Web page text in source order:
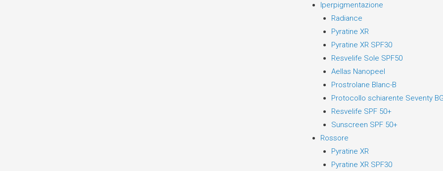
Iperpigmentazione
Radiance
Pyratine XR
Pyratine XR SPF30
Resvelife Sole SPF50
Aellas Nanopeel
Prostrolane Blanc-B
Protocollo schiarente Seventy
Resvelife SPF 50+
Sunscreen SPF 50+
Rossore
Pyratine XR
Pyratine XR SPF30